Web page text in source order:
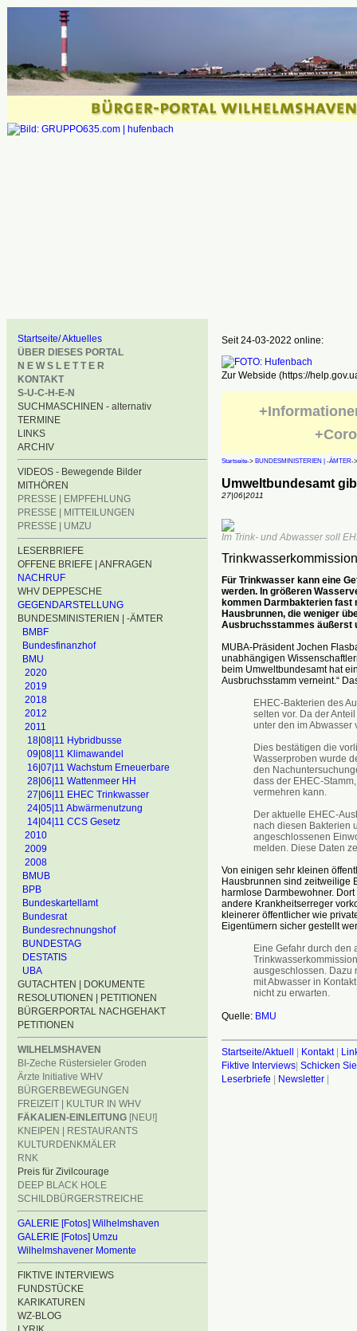
Startseite/ Aktuelles
ÜBER DIESES PORTAL
N E W S L E T T E R
KONTAKT
S-U-C-H-E-N
SUCHMASCHINEN - alternativ
TERMINE
LINKS
ARCHIV
VIDEOS - Bewegende Bilder
MITHÖREN
PRESSE | EMPFEHLUNG
PRESSE | MITTEILUNGEN
PRESSE | UMZU
LESERBRIEFE
OFFENE BRIEFE | ANFRAGEN
NACHRUF
WHV DEPPESCHE
GEGENDARSTELLUNG
BUNDESMINISTERIEN | -ÄMTER
BMBF
Bundesfinanzhof
BMU
2020
2019
2018
2012
2011
18|08|11 Hybridbusse
09|08|11 Klimawandel
16|07|11 Wachstum Erneuerbare
28|06|11 Wattenmeer HH
27|06|11 EHEC Trinkwasser
24|05|11 Abwärmenutzung
14|04|11 CCS Gesetz
2010
2009
2008
BMUB
BPB
Bundeskartellamt
Bundesrat
Bundesrechnungshof
BUNDESTAG
DESTATIS
UBA
GUTACHTEN | DOKUMENTE
RESOLUTIONEN | PETITIONEN
BÜRGERPORTAL NACHGEHAKT
PETITIONEN
WILHELMSHAVEN
BI-Zeche Rüstersieler Groden
Ärzte Initiative WHV
BÜRGERBEWEGUNGEN
FREIZEIT | KULTUR IN WHV
FÄKALIEN-EINLEITUNG [NEU!]
KNEIPEN | RESTAURANTS
KULTURDENKMÄLER
RNK
Preis für Zivilcourage
DEEP BLACK HOLE
SCHILDBÜRGERSTREICHE
GALERIE [Fotos] Wilhelmshaven
GALERIE [Fotos] Umzu
Wilhelmshavener Momente
FIKTIVE INTERVIEWS
FUNDSTÜCKE
KARIKATUREN
WZ-BLOG
Seit 24-03-2022 online:
Zur Webside (https://
Startseite-> BUNDESMINISTERIEN | -ÄMTER-
Umweltbundesamt
27|06|2011
Im Trink- und Abwasser soll
Für Trinkwasser kann eine
werden. In größeren
kommen Darmbakterien fast
Hausbrunnen, die weniger
Ausbruchsstammes äußerst
MUBA-Präsident Jochen
unabhängigen
beim Umweltbundesamt hat
Ausbruchsstamm verneint.“
EHEC-Bakterien des
selten vor. Da der
unter den im Abwasser
Dies bestätigen die
Wasserproben wurde
den
dass der EHEC-
vermehren kann.
Der aktuelle EHEC-
nach diesen Bakterien
angeschlossenen
melden. Diese Daten
Von einigen sehr kleinen
Hausbrunnen sind zeitweilige
harmlose Darmbewohner.
andere Krankheitserreger
kleinerer öffentlicher wie
Eigentümern sicher gestellt
Eine Gefahr durch den
ausgeschlossen. Dazu
mit Abwasser in
nicht zu erwarten.
Quelle: BMU
Startseite/Aktuell | Kontakt|
Fiktive Interviews| Schicken
Leserbriefe | Newsletter|